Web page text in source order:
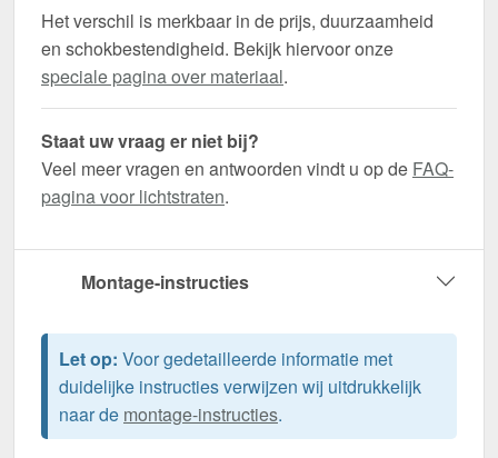
Het verschil is merkbaar in de prijs, duurzaamheid
en schokbestendigheid. Bekijk hiervoor onze
speciale pagina over materiaal.
Staat uw vraag er niet bij?
Veel meer vragen en antwoorden vindt u op de FAQ-
pagina voor lichtstraten.
Montage-instructies
Let op: Voor gedetailleerde informatie met
duidelijke instructies verwijzen wij uitdrukkelijk
naar de montage-instructies.